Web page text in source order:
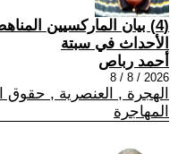
(4) بيان الماركسيين
الأحداث في سبتة
أحمد رباص
2026 / 8 / 8
الهجرة , العنصرية , حقوق
المهاجرة